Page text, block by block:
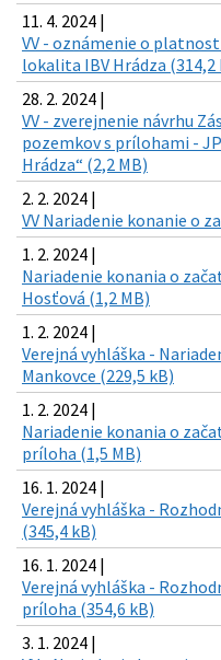
11. 4. 2024 |
VV - oznámenie o
lokalita IBV Hrádza (314,2
28. 2. 2024 |
VV - zverejnenie návrhu
pozemkov s prílohami -
Hrádza“ (2,2 MB)
2. 2. 2024 |
VV Nariadenie konanie o
1. 2. 2024 |
Nariadenie konania o
Hosťová (1,2 MB)
1. 2. 2024 |
Verejná vyhláška -
Mankovce (229,5 kB)
1. 2. 2024 |
Nariadenie konania o
príloha (1,5 MB)
16. 1. 2024 |
Verejná vyhláška -
(345,4 kB)
16. 1. 2024 |
Verejná vyhláška -
príloha (354,6 kB)
3. 1. 2024 |